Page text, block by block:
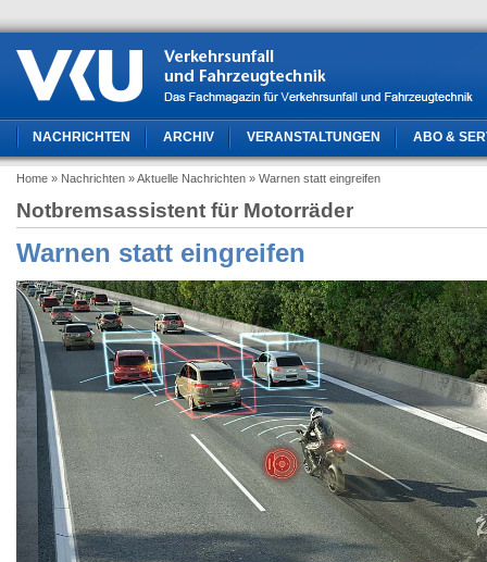
NACHRICHTEN ARCHIV VERANSTALTUNGEN ABO &
Home » Nachrichten » Aktuelle Nachrichten » Warnen statt eingreifen
Notbremsassistent für Motorräder
Warnen statt eingreifen